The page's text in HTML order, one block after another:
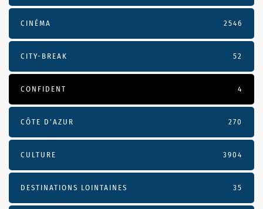
CINÉMA 2546
CITY-BREAK 52
CONFIDENT 4
CÔTE D’AZUR 270
CULTURE 3904
DESTINATIONS LOINTAINES 35